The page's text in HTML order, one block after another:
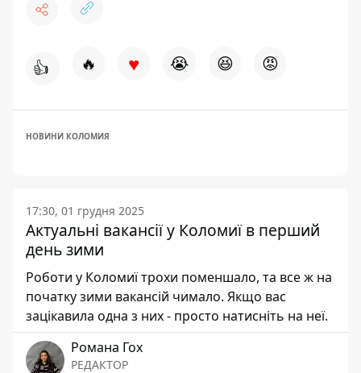
👍 🔥 ♥ 😭 😆 😡
НОВИНИ КОЛОМИЯ
17:30, 01 грудня 2025
Актуальні вакансії у Коломиї в перший
день зими
Роботи у Коломиї трохи поменшало, та все ж на
початку зими вакансій чимало. Якщо вас
зацікавила одна з них - просто натисніть на неї.
Романа Гох
РЕДАКТОР